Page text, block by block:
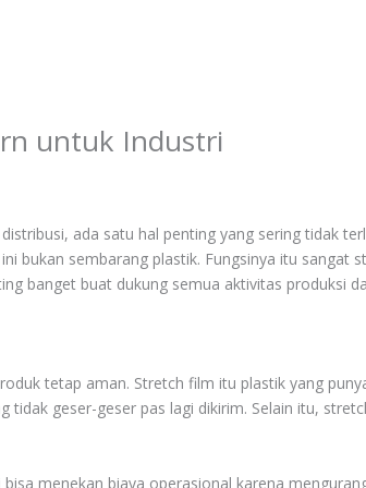
untuk Industri
ada satu hal penting yang sering tidak
bukan sembarang plastik. Fungsinya itu sangat
banget buat dukung semua aktivitas produksi
tetap aman. Stretch film itu plastik yang
tidak geser-geser pas lagi dikirim. Selain itu,
menekan biaya operasional karena